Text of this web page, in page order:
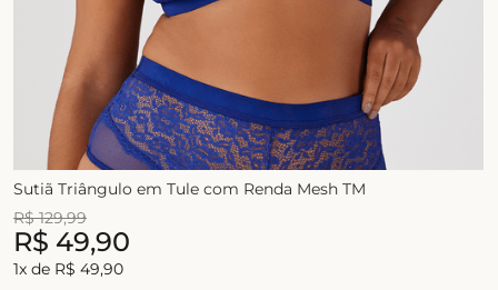
Sutiã Triângulo em Tule com Renda Mesh TM
R$ 129,99
R$ 49,90
1x de R$ 49,90